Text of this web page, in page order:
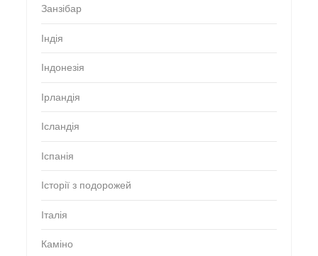
Занзібар
Індія
Індонезія
Ірландія
Ісландія
Іспанія
Історії з подорожей
Італія
Каміно